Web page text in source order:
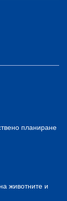
планиране
животните и